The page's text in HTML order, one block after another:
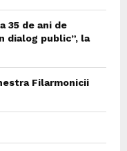
35 de ani de
dialog public”, la
Filarmonicii